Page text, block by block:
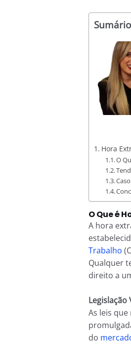
Sumário
Hora
O
O Que é
A hora
Trabalho
Qualquer
direito a
Legislação
As leis
do